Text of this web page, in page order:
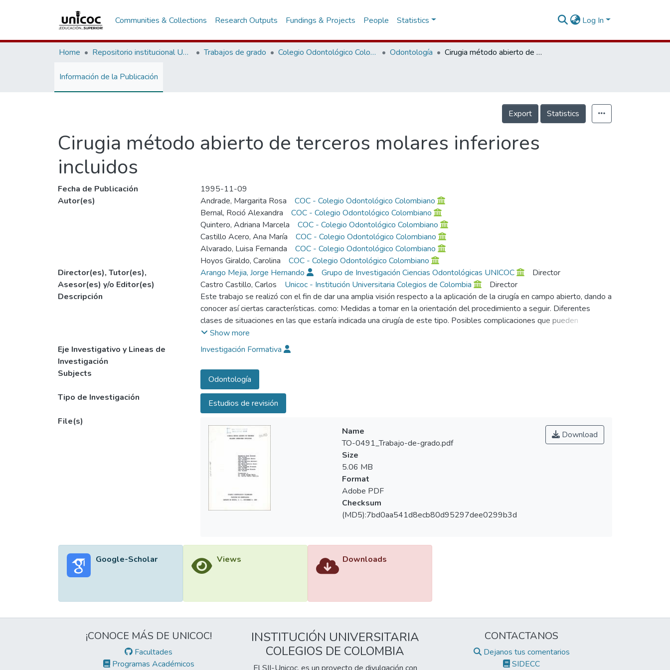
Communities & Collections Research Outputs Fundings & Projects People Statistics Log In
Home Repositorio institucional Unicoc, RI-unicoc Trabajos de grado Colegio Odontológico Colombiano Odontología Cirugia método abierto de terceros molares inferiores incluidos
Información de la Publicación
Export Statistics
Cirugia método abierto de terceros molares inferiores
incluidos
Fecha de Publicación
1995-11-09
Autor(es)
Andrade, Margarita Rosa
COC - Colegio Odontológico Colombiano
Bernal, Roció Alexandra
COC - Colegio Odontológico Colombiano
Quintero, Adriana Marcela
COC - Colegio Odontológico Colombiano
Castillo Acero, Ana María
COC - Colegio Odontológico Colombiano
Alvarado, Luisa Fernanda
COC - Colegio Odontológico Colombiano
Hoyos Giraldo, Carolina
COC - Colegio Odontológico Colombiano
Director(es), Tutor(es),
Asesor(es) y/o Editor(es)
Arango Mejia, Jorge Hernando Grupo de Investigación Ciencias Odontológicas UNICOC
Director
Castro Castillo, Carlos
Unicoc - Institución Universitaria Colegios de Colombia
Director
Descripción
Este trabajo se realizó con el fin de dar una amplia visión respecto a la aplicación de la cirugía en campo abierto, dando a
conocer así ciertas características. como: Medidas a tomar en la orientación del procedimiento a seguir. Diferentes
clases de situaciones en las que estaría indicada una cirugía de este tipo. Posibles complicaciones que pueden
presentarse. tanto en el transcurso de la cirugía. como en el post-operatorio. Realizar una complete anamnesis antes
de procedimiento quirúrgico.
Show more
Eje Investigativo y Lineas de
Investigación
Investigación Formativa
Subjects
Odontología
Tipo de Investigación
Estudios de revisión
File(s)
Download
Name
TO-0491_Trabajo-de-grado.pdf
Size
5.06 MB
Format
Adobe PDF
Checksum
(MD5):7bd0aa541d8ecb80d95297dee0299b3d
Google-Scholar Views Downloads
¡CONOCE MÁS DE UNICOC!
Facultades
Programas Académicos
INSTITUCIÓN UNIVERSITARIA
COLEGIOS DE COLOMBIA
CONTACTANOS
Dejanos tus comentarios
SIDECC